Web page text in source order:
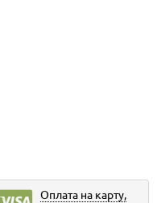
Оплата на карту,